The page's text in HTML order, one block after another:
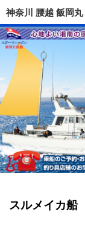
神奈川 腰越 飯岡丸
スルメイカ船